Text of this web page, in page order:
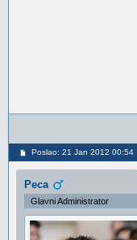
Poslao: 21 Jan 2012 00:54
Peca
Glavni Administrator